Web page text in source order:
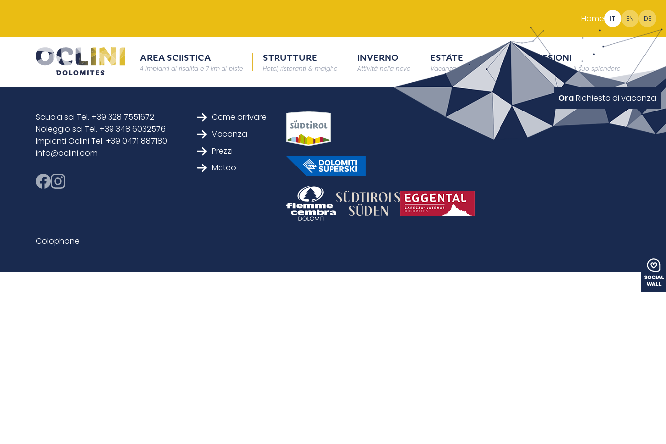
Home IT EN DE
AREA SCIISTICA
4 impianti di risalita e 7 km di piste
STRUTTURE
Hotel, ristoranti & malghe
INVERNO
Attività nella neve
ESTATE
Vacanza a 2000 metri
IMPRESSIONI
L’Alto Adige in tutto il suo splendore
OraRichiesta di vacanza
Scuola sci Tel. +39 328 7551672
Noleggio sci Tel. +39 348 6032576
Impianti Oclini Tel. +39 0471 887180
info@oclini.com
Come arrivare
Vacanza
Prezzi
Meteo
Colophone